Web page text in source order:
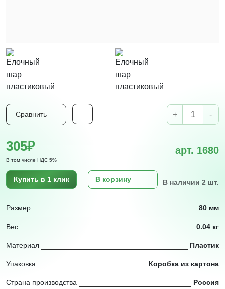
Сравнить + -
305₽
В том числе НДС 5%
арт. 1680
Купить в 1 клик В корзину В наличии 2 шт.
Размер 80 мм
Вес 0.04 кг
Материал Пластик
Упаковка Коробка из картона
Страна производства Россия